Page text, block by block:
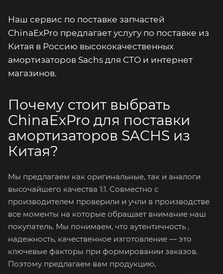
Наш сервис по поставке запчастей
ChinaExPro предлагает услугу по поставке из
Китая в Россию высококачественных
амортизаторов Sachs для СТО и интернет
магазинов.
Почему стоит выбрать
ChinaExPro для поставки
амортизаторов SACHS из
Китая?
Мы предлагаем как оригинальные, так и аналоги
высочайшего качества 1:1. Совместно с
производителем проверили и учли в производстве
все моменты на которые обращает внимание наш
покупатель. Мы понимаем, что аутентичность ,
надежность, качественное изготовление — это
ключевые факторы при формировании заказов.
Поэтому предлагаем вам продукцию,